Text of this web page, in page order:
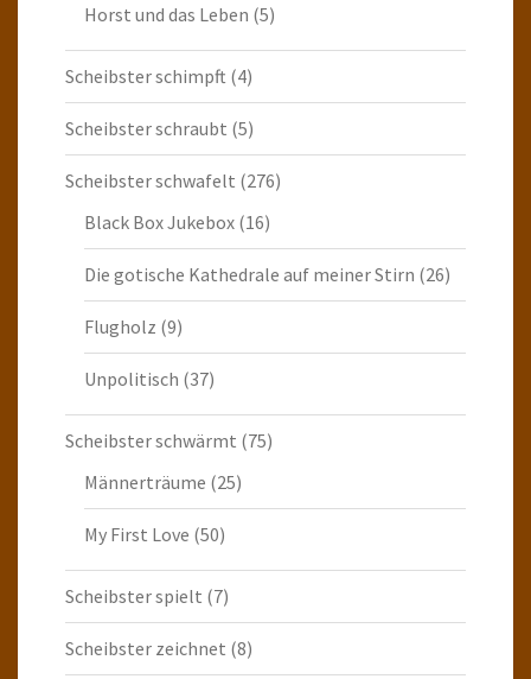
Horst und das Leben (5)
Scheibster schimpft (4)
Scheibster schraubt (5)
Scheibster schwafelt (276)
Black Box Jukebox (16)
Die gotische Kathedrale auf meiner Stirn (26)
Flugholz (9)
Unpolitisch (37)
Scheibster schwärmt (75)
Männerträume (25)
My First Love (50)
Scheibster spielt (7)
Scheibster zeichnet (8)